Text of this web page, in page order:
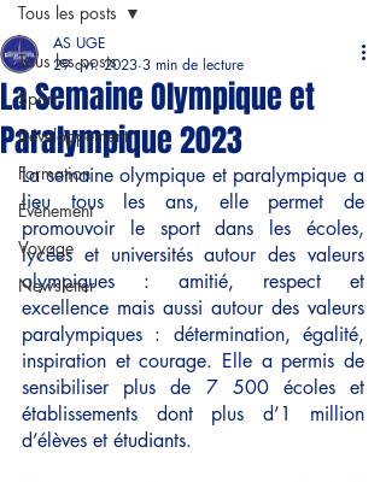
Tous les posts
Sport
Développement
Formation
Évènement
Voyage
Newsletter
Tous les posts
La Semaine Olympique et
Paralympique 2023
AS UGE
29 avr. 2023 3 min de lecture
La semaine olympique et paralympique a
lieu tous les ans, elle permet de
promouvoir le sport dans les écoles,
lycées et universités autour des valeurs
olympiques : amitié, respect et
excellence mais aussi autour des valeurs
paralympiques : détermination, égalité,
inspiration et courage. Elle a permis de
sensibiliser plus de 7 500 écoles et
établissements dont plus d’1 million
d’élèves et étudiants.